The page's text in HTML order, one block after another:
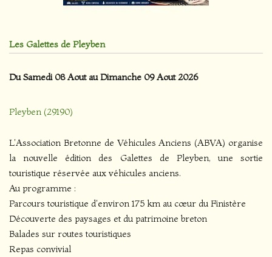
Les Galettes de Pleyben
Du Samedi 08 Aout au Dimanche 09 Aout 2026
Pleyben (29190)
L'Association Bretonne de Véhicules Anciens (ABVA) organise
la nouvelle édition des Galettes de Pleyben, une sortie
touristique réservée aux véhicules anciens.
Au programme :
Parcours touristique d'environ 175 km au cœur du Finistère
Découverte des paysages et du patrimoine breton
Balades sur routes touristiques
Repas convivial